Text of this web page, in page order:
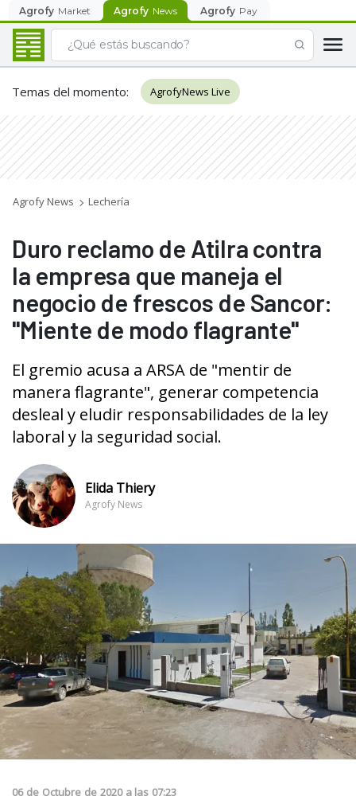
Agrofy Market Agrofy News Agrofy Pay
Temas del momento: AgrofyNews Live
Agrofy News Lechería
Duro reclamo de Atilra contra
la empresa que maneja el
negocio de frescos de Sancor:
"Miente de modo flagrante"
El gremio acusa a ARSA de "mentir de
manera flagrante", generar competencia
desleal y eludir responsabilidades de la ley
laboral y la seguridad social.
Elida Thiery
Agrofy News
06 de Octubre de 2020 a las 07:23